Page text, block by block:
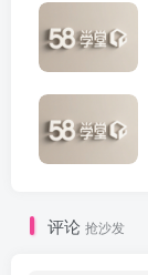
评论 抢沙发